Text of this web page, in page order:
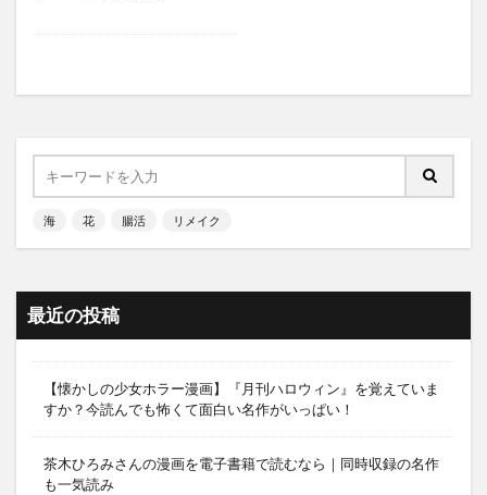
海 花 腸活 リメイク
最近の投稿
【懐かしの少女ホラー漫画】『月刊ハロウィン』を覚えていま
すか？今読んでも怖くて面白い名作がいっぱい！
茶木ひろみさんの漫画を電子書籍で読むなら｜同時収録の名作
も一気読み